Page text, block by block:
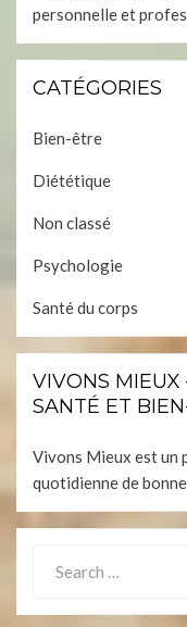
personnelle et
CATÉGORIES
Bien-être
Diététique
Non classé
Psychologie
Santé du corps
VIVONS MIEUX
SANTÉ ET
Vivons Mieux est
quotidienne de
for: